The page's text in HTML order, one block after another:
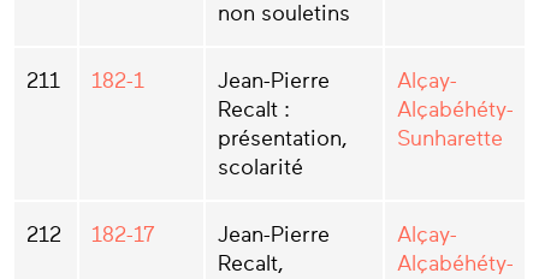
non souletins
211 182-1
Jean-Pierre
Recalt :
présentation,
scolarité
Alçay-
Alçabéhéty-
Sunharette
212 182-17
Jean-Pierre
Recalt,
Alçay-
Alçabéhéty-